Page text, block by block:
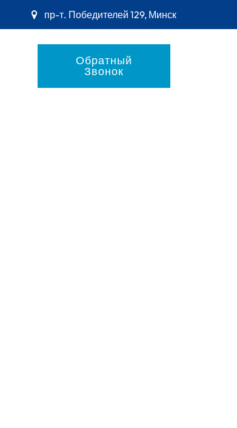
пр-т. Победителей 129, Минск
Обратный
Звонок